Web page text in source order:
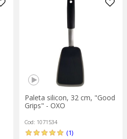
Paleta silicon, 32 cm, "Good
Grips" - OXO
Cod: 1071534
(1)